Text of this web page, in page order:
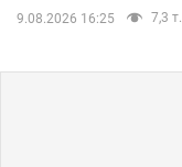
9.08.2026 16:25 7,3 т.